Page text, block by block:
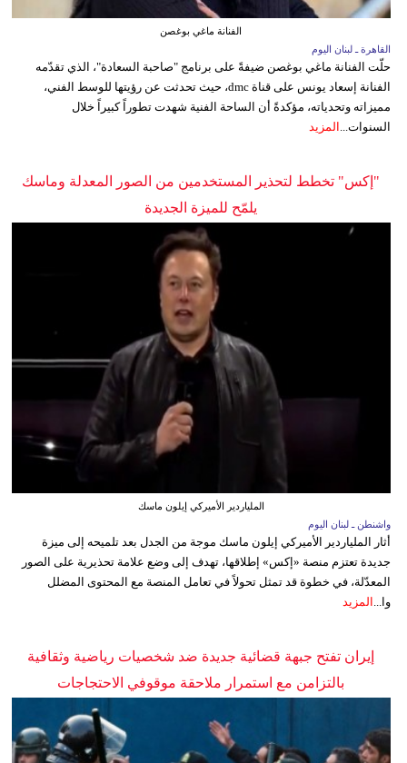
الفنانة ماغي بوغصن
القاهرة ـ لبنان اليوم
حلّت الفنانة ماغي بوغصن ضيفةً على برنامج "صاحبة السعادة"، الذي تقدّمه
الفنانة إسعاد يونس على قناة dmc، حيث تحدثت عن رؤيتها للوسط الفني،
مميزاته وتحدياته، مؤكدةً أن الساحة الفنية شهدت تطوراً كبيراً خلال
السنوات...
المزيد
"إكس" تخطط لتحذير المستخدمين من الصور المعدلة وماسك
يلمّح للميزة الجديدة
الملياردير الأميركي إيلون ماسك
واشنطن ـ لبنان اليوم
أثار الملياردير الأميركي إيلون ماسك موجة من الجدل بعد تلميحه إلى ميزة
جديدة تعتزم منصة «إكس» إطلاقها، تهدف إلى وضع علامة تحذيرية على الصور
المعدّلة، في خطوة قد تمثل تحولاً في تعامل المنصة مع المحتوى المضلل
وا... المزيد
إيران تفتح جبهة قضائية جديدة ضد شخصيات رياضية وثقافية
بالتزامن مع استمرار ملاحقة موقوفي الاحتجاجات